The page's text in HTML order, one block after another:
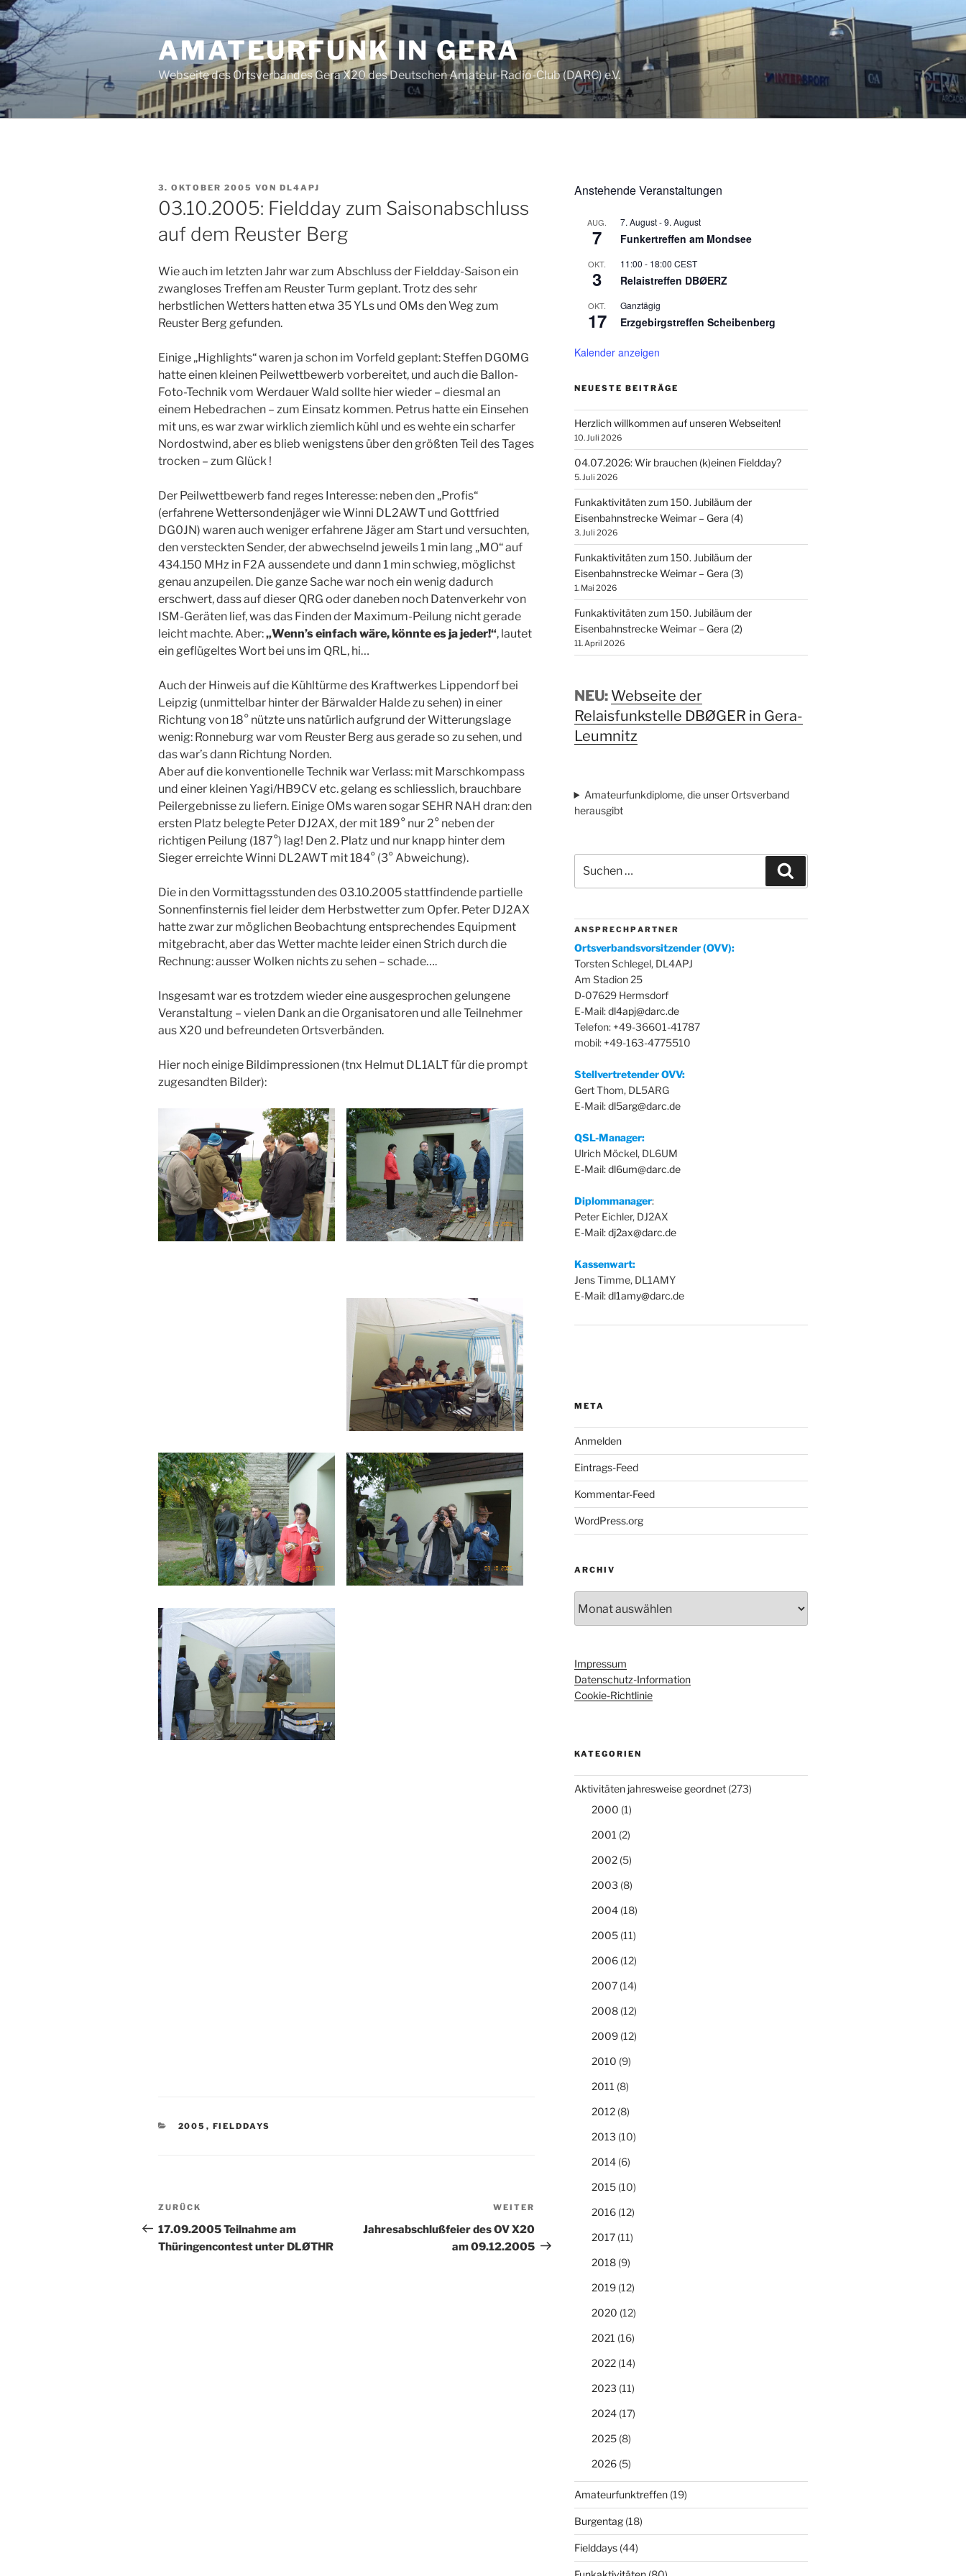
Zum
Inhalt
springen
AMATEURFUNK IN GERA
Webseite des Ortsverbandes Gera X20 des Deutschen Amateur-Radio-Club (DARC) e.V.
VERÖFFENTLICHT
AM
3. OKTOBER 2005 VON DL4APJ
03.10.2005: Fieldday zum Saisonabschluss
auf dem Reuster Berg
Wie auch im letzten Jahr war zum Abschluss der Fieldday-Saison ein
zwangloses Treffen am Reuster Turm geplant. Trotz des sehr
herbstlichen Wetters hatten etwa 35 YLs und OMs den Weg zum
Reuster Berg gefunden.
Einige „Highlights“ waren ja schon im Vorfeld geplant: Steffen DG0MG
hatte einen kleinen Peilwettbewerb vorbereitet, und auch die Ballon-
Foto-Technik vom Werdauer Wald sollte hier wieder – diesmal an
einem Hebedrachen – zum Einsatz kommen. Petrus hatte ein Einsehen
mit uns, es war zwar wirklich ziemlich kühl und es wehte ein scharfer
Nordostwind, aber es blieb wenigstens über den größten Teil des Tages
trocken – zum Glück !
Der Peilwettbewerb fand reges Interesse: neben den „Profis“
(erfahrene Wettersondenjäger wie Winni DL2AWT und Gottfried
DG0JN) waren auch weniger erfahrene Jäger am Start und versuchten,
den versteckten Sender, der abwechselnd jeweils 1 min lang „MO“ auf
434.150 MHz in F2A aussendete und dann 1 min schwieg, möglichst
genau anzupeilen. Die ganze Sache war noch ein wenig dadurch
erschwert, dass auf dieser QRG oder daneben noch Datenverkehr von
ISM-Geräten lief, was das Finden der Maximum-Peilung nicht gerade
leicht machte. Aber:„Wenn’s einfach wäre, könnte es ja jeder!“, lautet
ein geflügeltes Wort bei uns im QRL, hi…
Auch der Hinweis auf die Kühltürme des Kraftwerkes Lippendorf bei
Leipzig (unmittelbar hinter der Bärwalder Halde zu sehen) in einer
Richtung von 18° nützte uns natürlich aufgrund der Witterungslage
wenig: Ronneburg war vom Reuster Berg aus gerade so zu sehen, und
das war’s dann Richtung Norden.
Aber auf die konventionelle Technik war Verlass: mit Marschkompass
und einer kleinen Yagi/HB9CV etc. gelang es schliesslich, brauchbare
Peilergebnisse zu liefern. Einige OMs waren sogar SEHR NAH dran: den
ersten Platz belegte Peter DJ2AX, der mit 189° nur 2° neben der
richtigen Peilung (187°) lag! Den 2. Platz und nur knapp hinter dem
Sieger erreichte Winni DL2AWT mit 184° (3° Abweichung).
Die in den Vormittagsstunden des 03.10.2005 stattfindende partielle
Sonnenfinsternis fiel leider dem Herbstwetter zum Opfer. Peter DJ2AX
hatte zwar zur möglichen Beobachtung entsprechendes Equipment
mitgebracht, aber das Wetter machte leider einen Strich durch die
Rechnung: ausser Wolken nichts zu sehen – schade….
Insgesamt war es trotzdem wieder eine ausgesprochen gelungene
Veranstaltung – vielen Dank an die Organisatoren und alle Teilnehmer
aus X20 und befreundeten Ortsverbänden.
Hier noch einige Bildimpressionen (tnx Helmut DL1ALT für die prompt
zugesandten Bilder):
KATEGORIEN
2005 , FIELDDAYS
Beitragsnavigation
Vorheriger
Beitrag
ZURÜCK
17.09.2005 Teilnahme am
Thüringencontest unter DLØTHR
Beitrag
WEITER
Jahresabschlußfeier des OV X20
am 09.12.2005
Anstehende Veranstaltungen
AUG.
7
7. August-9. August
Funkertreffen am Mondsee
OKT.
3
11:00 - 18:00 CEST
Relaistreffen DBØERZ
OKT.
17
Ganztägig
Erzgebirgstreffen Scheibenberg
Kalender anzeigen
NEUESTE BEITRÄGE
Herzlich willkommen auf unseren Webseiten!
10. Juli 2026
04.07.2026: Wir brauchen (k)einen Fieldday?
5. Juli 2026
Funkaktivitäten zum 150. Jubiläum der
Eisenbahnstrecke Weimar – Gera (4)
3. Juli 2026
Funkaktivitäten zum 150. Jubiläum der
Eisenbahnstrecke Weimar – Gera (3)
1. Mai 2026
Funkaktivitäten zum 150. Jubiläum der
Eisenbahnstrecke Weimar – Gera (2)
11. April 2026
NEU: Webseite der
Relaisfunkstelle DBØGER in Gera-
Leumnitz
Amateurfunkdiplome, die unser Ortsverband
herausgibt
nach:
A N S P R E C H P A R T N E R
Ortsverbandsvorsitzender (OVV):
Torsten Schlegel, DL4APJ
Am Stadion 25
D-07629 Hermsdorf
E-Mail:dl4apj@darc.de
Telefon: +49-36601-41787
mobil: +49-163-4775510
Stellvertretender OVV:
Gert Thom, DL5ARG
E-Mail:dl5arg@darc.de
QSL-Manager:
Ulrich Möckel, DL6UM
E-Mail:dl6um@darc.de
Diplommanager:
Peter Eichler, DJ2AX
E-Mail:dj2ax@darc.de
Kassenwart:
Jens Timme, DL1AMY
E-Mail:dl1amy@darc.de
META
Anmelden
Eintrags-Feed
Kommentar-Feed
WordPress.org
ARCHIV
Impressum
Datenschutz-Information
Cookie-Richtlinie
KATEGORIEN
Aktivitäten jahresweise geordnet(273)
2000 (1)
2001 (2)
2002(5)
2003 (8)
2004(18)
2005(11)
2006(12)
2007(14)
2008(12)
2009(12)
2010 (9)
2011 (8)
2012(8)
2013 (10)
2014(6)
2015(10)
2016(12)
2017(11)
2018(9)
2019(12)
2020 (12)
2021 (16)
2022(14)
2023 (11)
2024(17)
2025(8)
2026(5)
Amateurfunktreffen(19)
Burgentag(18)
Fielddays(44)